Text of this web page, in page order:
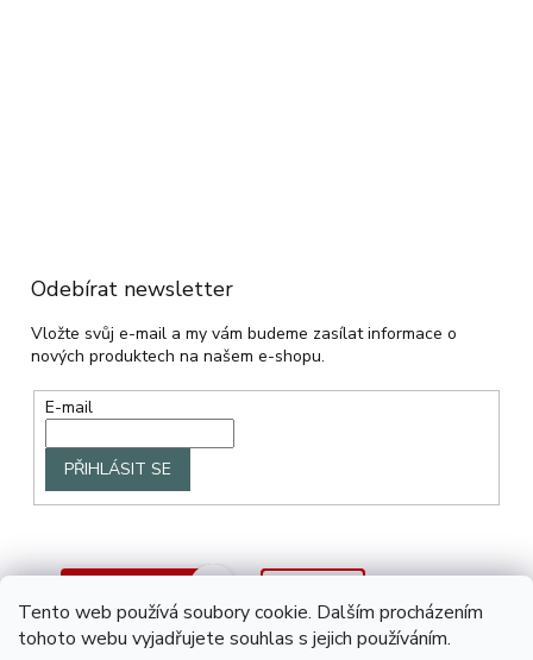
Tento web používá soubory cookie. Dalším procházením
tohoto webu vyjadřujete souhlas s jejich používáním.
Odebírat newsletter
Vložte svůj e-mail a my vám budeme zasílat informace o
nových produktech na našem e-shopu.
E-mail
PŘIHLÁSIT SE